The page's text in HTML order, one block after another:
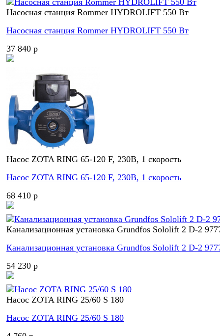
Насосная станция Rommer HYDROLIFT 550 Вт
Насосная станция Rommer HYDROLIFT 550 Вт
37 840 p
Насос ZOTA RING 65-120 F, 230В, 1 скорость
Насос ZOTA RING 65-120 F, 230В, 1 скорость
68 410 p
Канализационная установка Grundfos Sololift 2 D-2
Канализационная установка Grundfos Sololift 2 D-2
54 230 p
Насос ZOTA RING 25/60 S 180
Насос ZOTA RING 25/60 S 180